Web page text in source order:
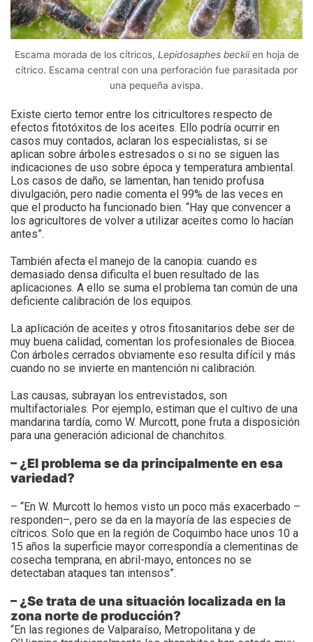
Escama morada de los cítricos, Lepidosaphes beckiien hoja de
cítrico. Escama central con una perforación fue parasitada por
una pequeña avispa.
Existe cierto temor entre los citricultores respecto de
efectos fitotóxitos de los aceites. Ello podría ocurrir en
casos muy contados, aclaran los especialistas, si se
aplican sobre árboles estresados o si no se siguen las
indicaciones de uso sobre época y temperatura ambiental.
Los casos de daño, se lamentan, han tenido profusa
divulgación, pero nadie comenta el 99% de las veces en
que el producto ha funcionado bien. “Hay que convencer a
los agricultores de volver a utilizar aceites como lo hacían
antes”.
También afecta el manejo de la canopia: cuando es
demasiado densa dificulta el buen resultado de las
aplicaciones. A ello se suma el problema tan común de una
deficiente calibración de los equipos.
La aplicación de aceites y otros fitosanitarios debe ser de
muy buena calidad, comentan los profesionales de Biocea.
Con árboles cerrados obviamente eso resulta difícil y más
cuando no se invierte en mantención ni calibración.
Las causas, subrayan los entrevistados, son
multifactoriales. Por ejemplo, estiman que el cultivo de una
mandarina tardía, como W. Murcott, pone fruta a disposición
para una generación adicional de chanchitos.
– ¿El problema se da principalmente en esa
variedad?
– “En W. Murcott lo hemos visto un poco más exacerbado –
responden–, pero se da en la mayoría de las especies de
cítricos. Solo que en la región de Coquimbo hace unos 10 a
15 años la superficie mayor correspondía a clementinas de
cosecha temprana, en abril-mayo, entonces no se
detectaban ataques tan intensos”.
– ¿Se trata de una situación localizada en la
zona norte de producción?
“En las regiones de Valparaíso, Metropolitana y de